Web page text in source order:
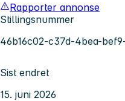
Rapporter annonse
Stillingsnummer
46b16c02-c37d-4bea-
Sist endret
15. juni 2026